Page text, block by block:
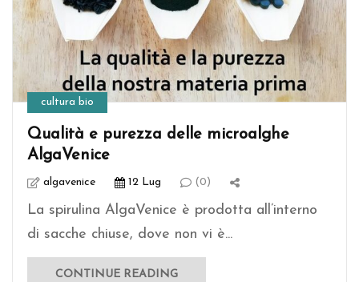
cultura bio
Qualità e purezza delle microalghe
AlgaVenice
algavenice 12 Lug (0)
La spirulina AlgaVenice è prodotta all’interno
di sacche chiuse, dove non vi è...
CONTINUE READING